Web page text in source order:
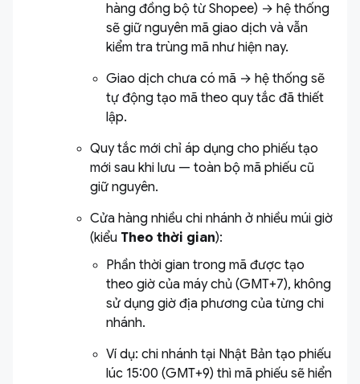
hàng đồng bộ từ Shopee) → hệ thống
sẽ giữ nguyên mã giao dịch và vẫn
kiểm tra trùng mã như hiện nay.
Giao dịch chưa có mã → hệ thống sẽ
tự động tạo mã theo quy tắc đã thiết
lập.
Quy tắc mới chỉ áp dụng cho phiếu tạo
mới sau khi lưu — toàn bộ mã phiếu cũ
giữ nguyên.
Cửa hàng nhiều chi nhánh ở nhiều múi giờ
(kiểu Theo thời gian):
Phần thời gian trong mã được tạo
theo giờ của máy chủ (GMT+7), không
sử dụng giờ địa phương của từng chi
nhánh.
Ví dụ: chi nhánh tại Nhật Bản tạo phiếu
lúc 15:00 (GMT+9) thì mã phiếu sẽ hiển